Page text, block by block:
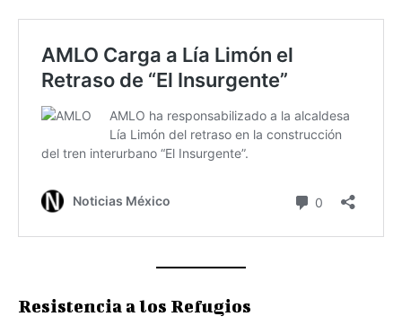
Resistencia a los Refugios